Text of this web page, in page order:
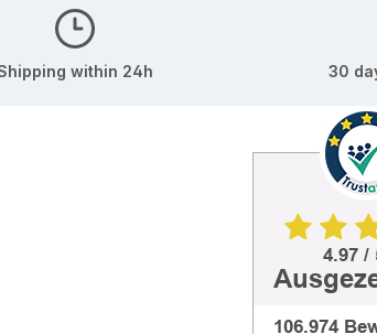
within 24h 30